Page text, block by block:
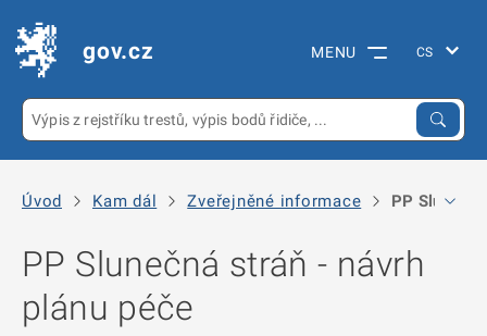
gov.cz MENU
Úvod Kam dál Zveřejněné informace PP
PP Slunečná stráň - návrh
plánu péče